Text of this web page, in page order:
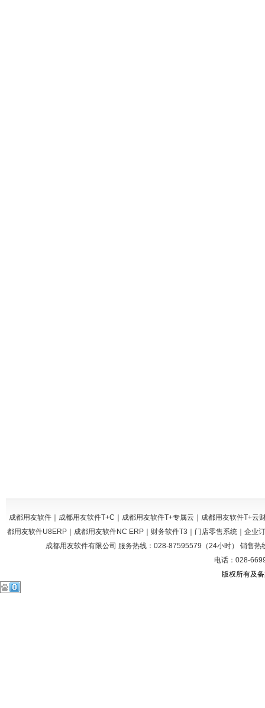
成都用友软件｜成都用友软件T+C｜成都用友软件T+专属云｜成都用友软件T+
都用友软件U8ERP｜成都用友软件NC ERP｜财务软件T3｜门店零售系统｜企
成都用友软件有限公司 服务热线：028-87595579（24小时） 销售
电话：028-
版权所有及